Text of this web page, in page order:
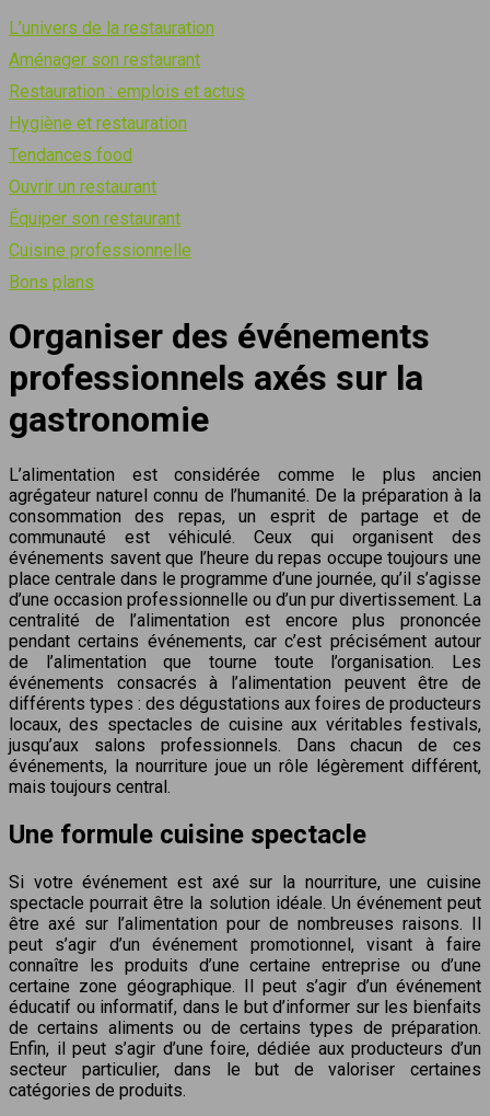
L’univers de la restauration
Aménager son restaurant
Restauration : emplois et actus
Hygiène et restauration
Tendances food
Ouvrir un restaurant
Équiper son restaurant
Cuisine professionnelle
Bons plans
Organiser des événements
professionnels axés sur la
gastronomie
L’alimentation est considérée comme le plus ancien
agrégateur naturel connu de l’humanité. De la préparation à la
consommation des repas, un esprit de partage et de
communauté est véhiculé. Ceux qui organisent des
événements savent que l’heure du repas occupe toujours une
place centrale dans le programme d’une journée, qu’il s’agisse
d’une occasion professionnelle ou d’un pur divertissement. La
centralité de l’alimentation est encore plus prononcée
pendant certains événements, car c’est précisément autour
de l’alimentation que tourne toute l’organisation. Les
événements consacrés à l’alimentation peuvent être de
différents types : des dégustations aux foires de producteurs
locaux, des spectacles de cuisine aux véritables festivals,
jusqu’aux salons professionnels. Dans chacun de ces
événements, la nourriture joue un rôle légèrement différent,
mais toujours central.
Une formule cuisine spectacle
Si votre événement est axé sur la nourriture, une cuisine
spectacle pourrait être la solution idéale. Un événement peut
être axé sur l’alimentation pour de nombreuses raisons. Il
peut s’agir d’un événement promotionnel, visant à faire
connaître les produits d’une certaine entreprise ou d’une
certaine zone géographique. Il peut s’agir d’un événement
éducatif ou informatif, dans le but d’informer sur les bienfaits
de certains aliments ou de certains types de préparation.
Enfin, il peut s’agir d’une foire, dédiée aux producteurs d’un
secteur particulier, dans le but de valoriser certaines
catégories de produits.